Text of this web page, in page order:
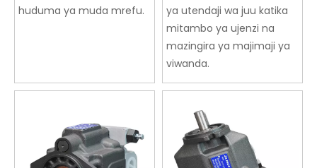
huduma ya muda mrefu.
ya utendaji wa juu katika
mitambo ya ujenzi na
mazingira ya majimaji ya
viwanda.